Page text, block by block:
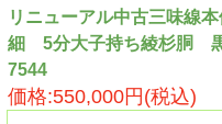
リニューアル中古三味
細 5分大子持ち綾杉胴
7544
価格:550,000円(税込)